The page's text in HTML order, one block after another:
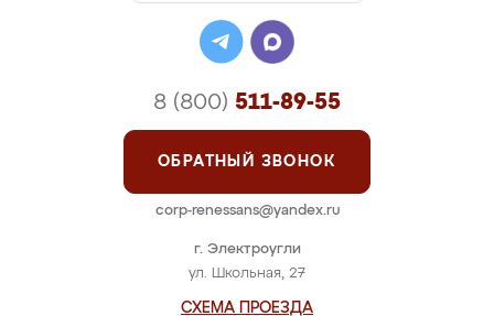
г. Электроугли
ул. Школьная, 27
СХЕМА ПРОЕЗДА
8 (800) 511-89-55
ОБРАТНЫЙ ЗВОНОК
corp-renessans@yandex.ru